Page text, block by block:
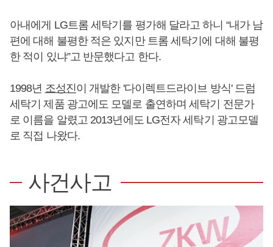
아내에게 LG트롬 세탁기를 평가해 달라고 하니 “내가 남
편에 대해 불평한 적은 있지만 트롬 세탁기에 대해 불평
한 적이 있냐”고 반문했다고 한다.
1998년 조성진이 개발한 '다이렉트드라이브 방식' 드럼
세탁기 제품 광고에도 모델로 출연하며 세탁기 전문가
로 이름을 알렸고 2013년에도 LG전자 세탁기 광고모델
로 직접 나왔다.
사건사고